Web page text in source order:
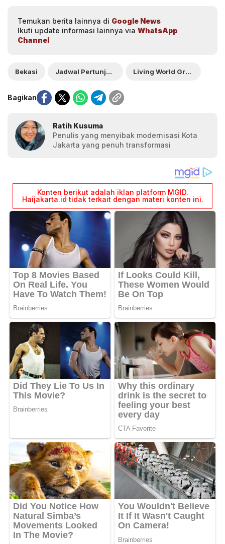
Temukan berita lainnya di Google News
Ikuti update informasi lainnya via WhatsApp
Channel
Bekasi Jadwal Pertunjukan Barongsai Living World Grand Wisata
Bagikan
Ratih Kusuma
Penulis yang menyibak modernisasi Kota
Jakarta yang penuh transformasi